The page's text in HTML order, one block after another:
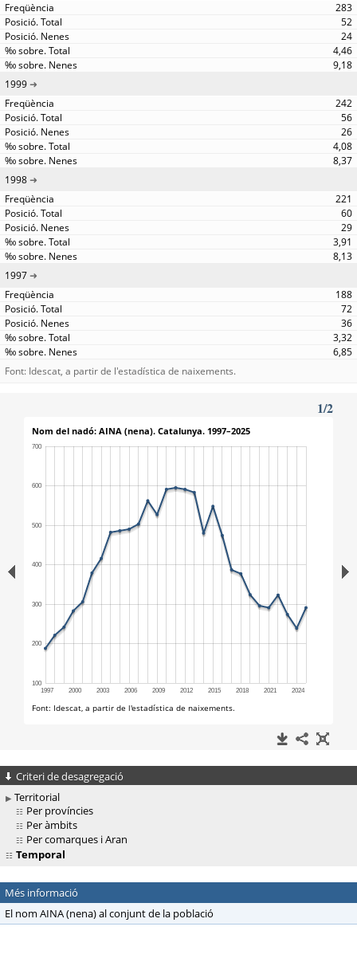
283
52
24
4,46
9,18
1999
242
56
26
4,08
8,37
1998
221
60
29
3,91
8,13
1997
188
72
36
3,32
6,85
Font: Idescat, a partir de l'estadística de naixements.
Criteri de desagregació
Territorial
Per províncies
Per àmbits
Per comarques i Aran
Temporal
Més informació
El nom AINA (nena) al conjunt de la població